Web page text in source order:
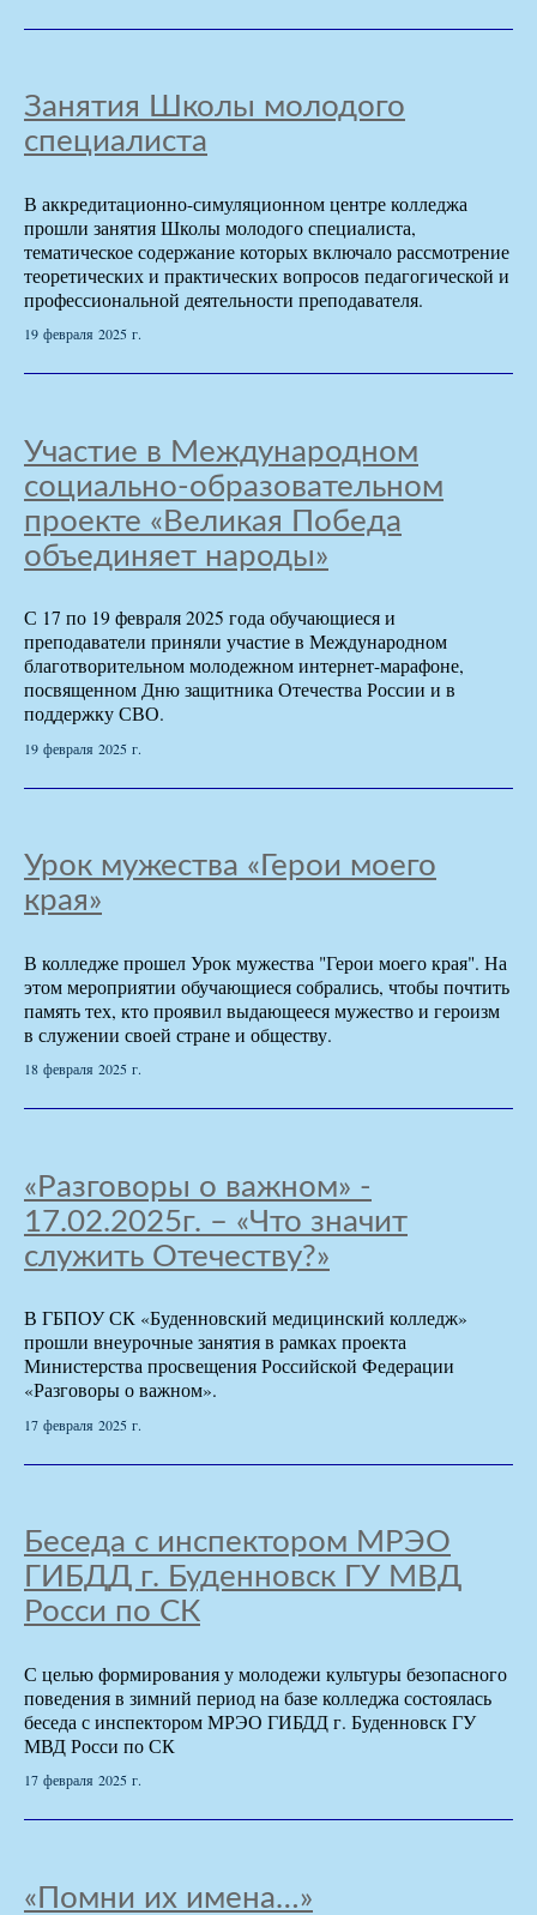
Занятия Школы молодого
специалиста
В аккредитационно-симуляционном центре колледжа
прошли занятия Школы молодого специалиста,
тематическое содержание которых включало рассмотрение
теоретических и практических вопросов педагогической и
профессиональной деятельности преподавателя.
19 февраля 2025 г.
Участие в Международном
социально-образовательном
проекте «Великая Победа
объединяет народы»
С 17 по 19 февраля 2025 года обучающиеся и
преподаватели приняли участие в Международном
благотворительном молодежном интернет-марафоне,
посвященном Дню защитника Отечества России и в
поддержку СВО.
19 февраля 2025 г.
Урок мужества «Герои моего
края»
В колледже прошел Урок мужества "Герои моего края". На
этом мероприятии обучающиеся собрались, чтобы почтить
память тех, кто проявил выдающееся мужество и героизм
в служении своей стране и обществу.
18 февраля 2025 г.
«Разговоры о важном» -
17.02.2025г. – «Что значит
служить Отечеству?»
В ГБПОУ СК «Буденновский медицинский колледж»
прошли внеурочные занятия в рамках проекта
Министерства просвещения Российской Федерации
«Разговоры о важном».
17 февраля 2025 г.
Беседа с инспектором МРЭО
ГИБДД г. Буденновск ГУ МВД
Росси по СК
С целью формирования у молодежи культуры безопасного
поведения в зимний период на базе колледжа состоялась
беседа с инспектором МРЭО ГИБДД г. Буденновск ГУ
МВД Росси по СК
17 февраля 2025 г.
«Помни их имена…»